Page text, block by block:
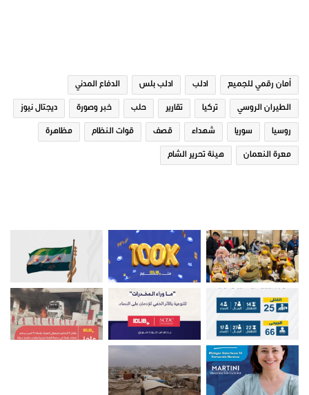
أمان رقمي للجميع ادلب ادلب بلس الدفاع المدني
الطيران الروسي تركيا تقارير حلب خبر وصورة ديجتال نيوز
روسيا سوريا شهداء قصف قوات النظام مظاهرة
معرة النعمان هيئة تحرير الشام